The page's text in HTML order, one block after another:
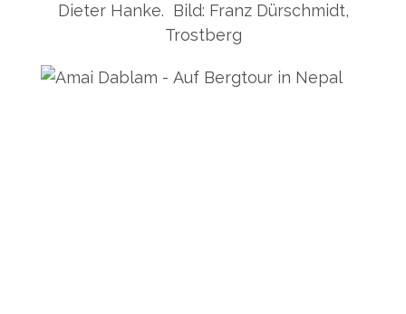
Dieter Hanke. Bild: Franz Dürschmidt,
Trostberg